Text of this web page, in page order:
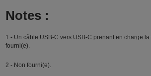
Notes :
1 - Un câble USB-C vers USB-C prenant en charge
fourni(e).
2 - Non fourni(e).